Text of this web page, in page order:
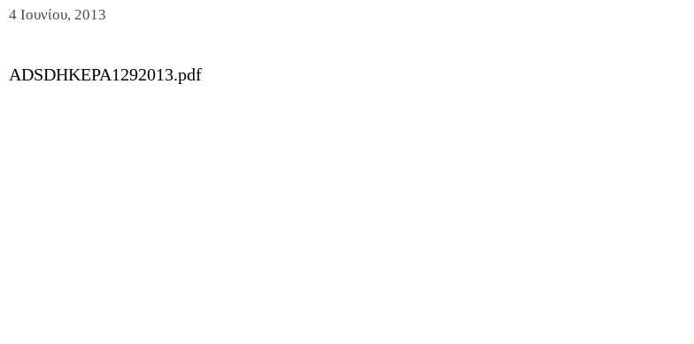
4 Ιουνίου, 2013
ADSDHKEPA1292013.pdf